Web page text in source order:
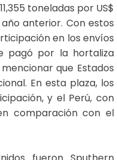
toneladas por US$
anterior. Con estos
en los envíos
pagó por la hortaliza
que Estados
En esta plaza, los
y el Perú, con
comparación con el